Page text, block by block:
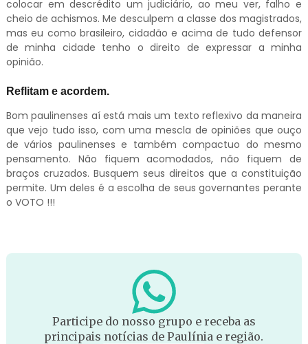
colocar em descrédito um judiciário, ao meu ver, falho e
cheio de achismos. Me desculpem a classe dos magistrados,
mas eu como brasileiro, cidadão e acima de tudo defensor
de minha cidade tenho o direito de expressar a minha
opinião.
Reflitam e acordem.
Bom paulinenses aí está mais um texto reflexivo da maneira
que vejo tudo isso, com uma mescla de opiniões que ouço
de vários paulinenses e também compactuo do mesmo
pensamento. Não fiquem acomodados, não fiquem de
braços cruzados. Busquem seus direitos que a constituição
permite. Um deles é a escolha de seus governantes perante
o VOTO !!!
Participe do nosso grupo e receba as
principais notícias de Paulínia e região.